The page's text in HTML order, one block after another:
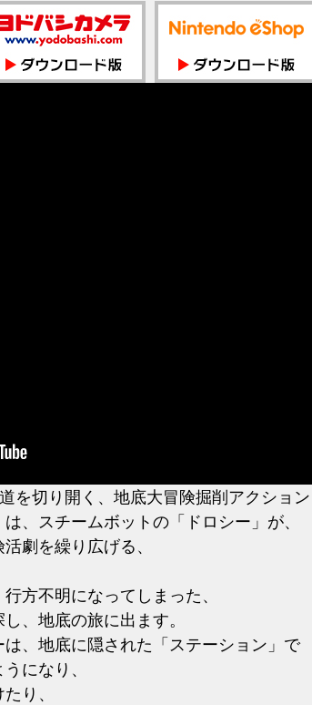
を切り開く、地底大冒険掘削アクショ
、スチームボットの「ドロシー」が、
劇を繰り広げる、
方不明になってしまった、
、地底の旅に出ます。
、地底に隠された「ステーション」で
になり、
り、